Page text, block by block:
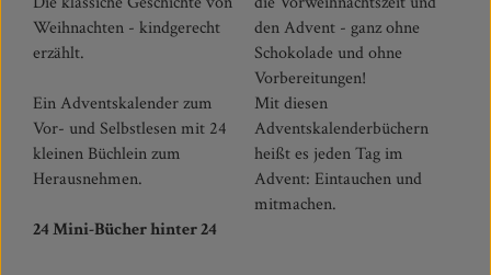
Weihnachten - kindgerecht
erzählt.
Ein Adventskalender zum
Vor- und Selbstlesen mit 24
kleinen Büchlein zum
Herausnehmen.
24 Mini-Bücher hinter 24
den Advent - ganz ohne
Schokolade und ohne
Vorbereitungen!
Mit diesen
Adventskalenderbüchern
heißt es jeden Tag im
Advent: Eintauchen und
mitmachen.